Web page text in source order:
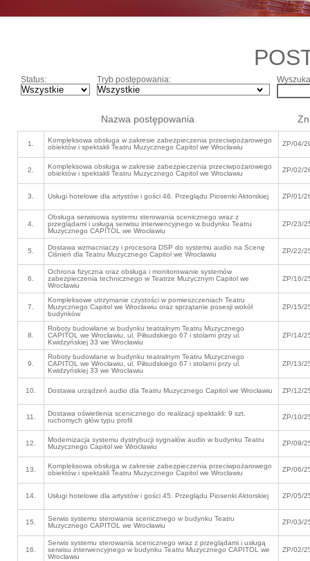
Status: Tryb postępowania:
Nazwa postępowania
1.
Kompleksowa obsługa w zakresie zabezpieczenia przeciwpożarowego
obiektów i spektakli Teatru Muzycznego Capitol we Wrocławiu
ZP/04/
2.
Kompleksowa obsługa w zakresie zabezpieczenia przeciwpożarowego
obiektów i spektakli Teatru Muzycznego Capitol we Wrocławiu
ZP/02/
3. Usługi hotelowe dla artystów i gości 46. Przeglądu Piosenki Aktorskiej ZP/01/
4.
Obsługa serwisowa systemu sterowania scenicznego wraz z
przeglądami i usługą serwisu interwencyjnego w budynku Teatru
Muzycznego CAPITOL we Wrocławiu
ZP/23/
5.
Dostawa wzmacniaczy i procesora DSP do systemu audio na Scenę
Ciśnień dla Teatru Muzycznego Capitol we Wrocławiu
ZP/22/
6.
Ochrona fizyczna oraz obsługa i monitorowanie systemów
zabezpieczenia technicznego w Teatrze Muzycznym Capitol we
Wrocławiu
ZP/16/
7.
Kompleksowe utrzymanie czystości w pomieszczeniach Teatru
Muzycznego Capitol we Wrocławiu oraz sprzątanie posesji wokół
budynków
ZP/15/
8.
Roboty budowlane w budynku teatralnym Teatru Muzycznego
CAPITOL we Wrocławiu, ul. Piłsudskiego 67 i stolarni przy ul.
Kwidzyńskiej 33 we Wrocławiu
ZP/14/
9.
Roboty budowlane w budynku teatralnym Teatru Muzycznego
CAPITOL we Wrocławiu, ul. Piłsudskiego 67 i stolarni przy ul.
Kwidzyńskiej 33 we Wrocławiu
ZP/13/
10. Dostawa urządzeń audio dla Teatru Muzycznego Capitol we Wrocławiu ZP/12/
11.
Dostawa oświetlenia scenicznego do realizacji spektakli: 9 szt.
ruchomych głów typu profil
ZP/10/
12.
Modernizacja systemu dystrybucji sygnałów audio w budynku Teatru
Muzycznego Capitol we Wrocławiu
ZP/09/
13.
Kompleksowa obsługa w zakresie zabezpieczenia przeciwpożarowego
obiektów i spektakli Teatru Muzycznego Capitol we Wrocławiu
ZP/06/
14. Usługi hotelowe dla artystów i gości 45. Przeglądu Piosenki Aktorskiej ZP/05/
15.
Serwis systemu sterowania scenicznego w budynku Teatru
Muzycznego CAPITOL we Wrocławiu
ZP/03/
16.
Serwis systemu sterowania scenicznego wraz z przeglądami i usługą
serwisu interwencyjnego w budynku Teatru Muzycznego CAPITOL we
Wrocławiu
ZP/02/